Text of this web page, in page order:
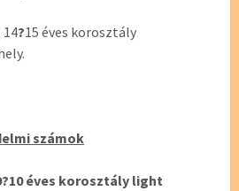
14?15 éves korosztály
számok
éves korosztály light